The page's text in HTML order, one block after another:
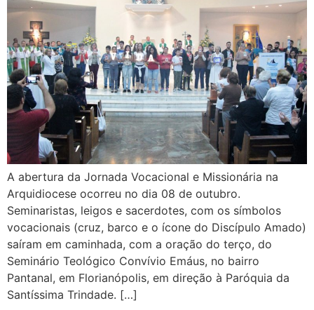
A abertura da Jornada Vocacional e Missionária na
Arquidiocese ocorreu no dia 08 de outubro.
Seminaristas, leigos e sacerdotes, com os símbolos
vocacionais (cruz, barco e o ícone do Discípulo Amado)
saíram em caminhada, com a oração do terço, do
Seminário Teológico Convívio Emáus, no bairro
Pantanal, em Florianópolis, em direção à Paróquia da
Santíssima Trindade. […]